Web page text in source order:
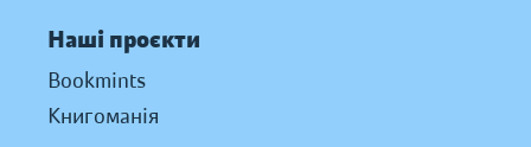
Наші проєкти
Bookmints
Книгоманія